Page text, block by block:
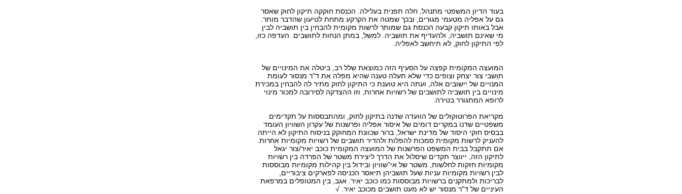
בעוד הדיון המשפטי מתנהל, חלה תפנית בעלילה. הכנסת חוקקה תיקון לחוק שאסר
גם על אפליה מטעמי מגורים, ובכך שמטה את הקרקע מתחת לטיעון שהדבר מותר.
אבל באותו תיקון קבעה הכנסת גם שמותר לרשות מקומית להבחין בין תושביה לבין
מי שאינם תושביה, ולהעדיף את תושביה. למשל, במתן הנחות לתושבים. העדפה כזו,
לפי התיקון לחוק, לא תיחשב לאפליה.
המועצה המקומית קפצה על הסעיף הזה כמוצאת שלל רב, ביטלה את המינויים של
תושבי צור יצחק וצופים כדי שלא תעלה טענה שהיא מפלה את ד"ר מנסור לעומת
המנויים של יישובים אלה, ועתה היא טוענת כי התיקון לחוק מתיר לה להבחין במכירת
מינויים בין תושביה לתושבים של רשויות אחרות, וזו ההצדקה לסירובה למכור מינוי
לרופא המתגורר בטירה.
מקריאת הפרוטוקולים של הוועדה שדנה בתיקון לחוק, ומהתבססות על תקדימים
משפטיים שדנו במקרים דומים של איסור אפליה ופרשנות של עקרון השוויון העומד
בבסיס חוקי היסוד של מדינת ישראל, ברור שכוונת המחוקק בניסוח התיקון לא הייתה
להעניק לרשות מקומית סמכות להפלות ולהדיר תושבים של רשויות מקומיות אחרות.
אם תתקבל בבית המשפט הפרשנות של המועצה המקומית כוכב יאיר/צור יגאל
לתיקון הזה, ייווצר תקדים שיסלול את הדרך ליצירת משטר של הפרדה בין רשויות
מקומיות חזקות לחלשות, משטר של אי־שוויון ובידול בין קהילות מקומיות מבוססות
לבין רשויות מקומיות עניות שעל תושביהן תיאסר הכניסה לפארקים ציבוריים,
לבריכות ולמתקנים ברשויות מבוססות כמו כוכב יאיר. אגב, בין המטופלים במרפאת
העיניים של ד"ר מנסור יש לא מעט תושבים מכוכב יאיר. √